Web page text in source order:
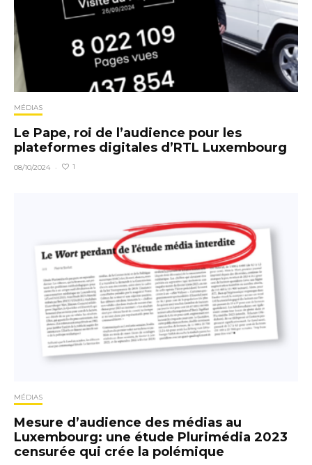
MÉDIAS
Le Pape, roi de l’audience pour les
plateformes digitales d’RTL Luxembourg
08/10/2024 · 1
MÉDIAS
Mesure d’audience des médias au
Luxembourg: une étude Plurimédia 2023
censurée qui crée la polémique